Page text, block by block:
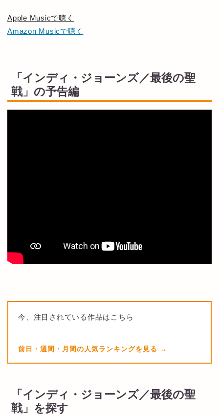
Apple Musicで聴く
Amazon Musicで聴く
「インディ・ジョーンズ／最後の聖
戦」の予告編
今、注目されている作品はこちら
前日・週間・月間の人気ランキングを見る
「インディ・ジョーンズ／最後の聖
戦」を探す